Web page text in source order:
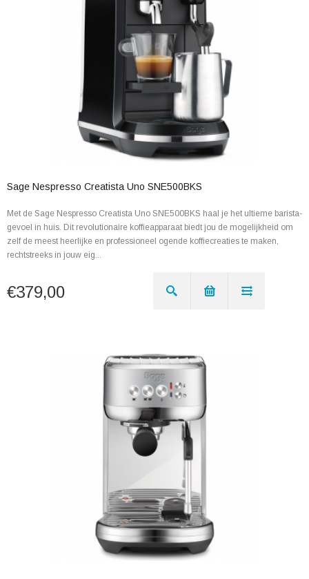
Sage Nespresso Creatista Uno SNE500BKS
Met de Sage Nespresso Creatista Uno SNE500BKS haal je het ultieme barista-
gevoel in huis. Dit revolutionaire koffieapparaat biedt jou de mogelijkheid om
zelf de meest heerlijke en professioneel ogende koffiecreaties te maken,
rechtstreeks in jouw eig...
€379,00